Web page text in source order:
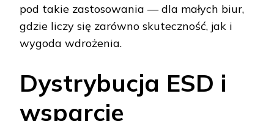
pod takie zastosowania — dla małych biur,
gdzie liczy się zarówno skuteczność, jak i
wygoda wdrożenia.
Dystrybucja ESD i
wsparcie